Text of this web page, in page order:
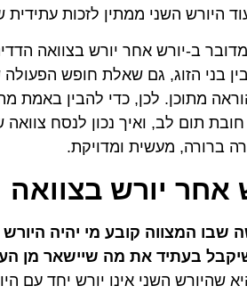
היורש השני ממתין לזכות
ב-יורש אחר יורש בצוואה
בני הזוג, גם שאלת חופש הפעולה
מתוכן. לכן, כדי להבין באמת
תום לב, ואיך נכון לנסח
ברורה, מעשית ומדויקת.
אחר יורש בצוואה
שבו המצווה קובע מי יהיה
שיקבל בעתיד את מה שיישאר מן
שהיורש השני אינו יורש יחד עם
מגוונים
חוץ
ניב יחזקאלי
לפני שאתחיל קודם כל
כבר מהפגישה הראשונה
היא מאוד סובלנית,
לקחת את התיק אלא